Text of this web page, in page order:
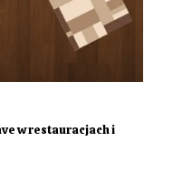
w restauracjach i